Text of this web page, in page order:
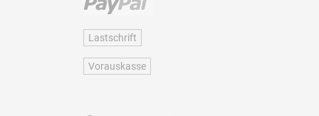
Lastschrift
Vorauskasse